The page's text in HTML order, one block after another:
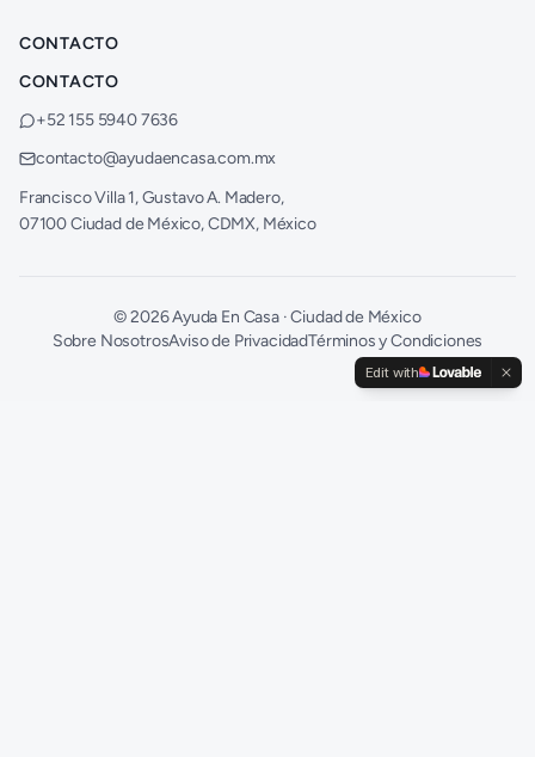
CONTACTO
CONTACTO
+52 155 5940 7636
contacto@ayudaencasa.com.mx
Francisco Villa 1, Gustavo A. Madero,
07100 Ciudad de México, CDMX, México
©2026Ayuda En Casa · Ciudad de México
Sobre NosotrosAviso de PrivacidadTérminos y Condiciones
Edit with